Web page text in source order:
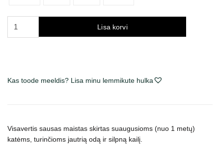
Care
kogus
Lisa korvi
Kas toode meeldis? Lisa minu lemmikute hulka
Visavertis sausas maistas skirtas suaugusioms (nuo 1 metų)
katėms, turinčioms jautrią odą ir silpną kailį.